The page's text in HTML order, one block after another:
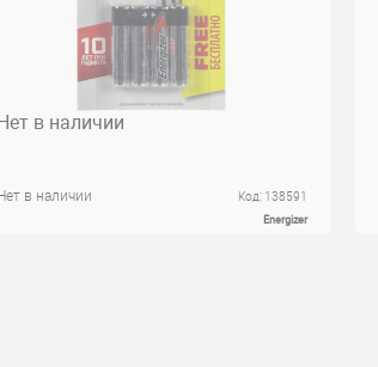
в наличии Код: 138591
Energizer
в наличии